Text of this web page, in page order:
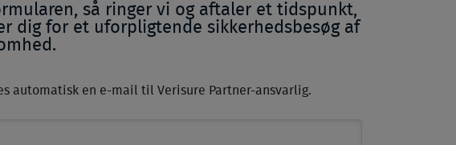
så ringer vi og aftaler et tidspunkt,
dig for et uforpligtende sikkerhedsbesøg af
automatisk en e-mail til Verisure Partner-ansvarlig.